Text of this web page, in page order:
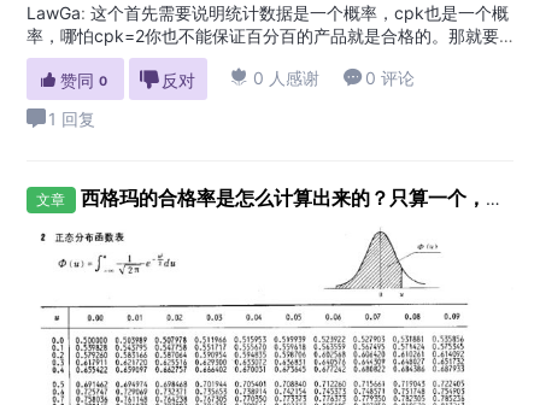
LawGa: 这个首先需要说明统计数据是一个概率，cpk也是一个概
率，哪怕cpk=2你也不能保证百分百的产品就是合格的。那就要
看你所在行业的规范要求了，如果行业规范没有规定，那就从风
险控制角度，看看不检测来料用于生产导致产品报废你们是否可
接受，如果不能，那就需要进行没批来料必检。需要说明的是单
纯应用Cpk来确定是...
 赞同 0  反对  0 人感谢  0 评论
1 回复
文章 西格玛的合格率是怎么计算出来的？只算一个，大家举一反三吧